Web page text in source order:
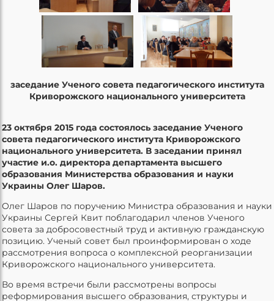
заседание Ученого совета педагогического института
Криворожского национального университета
23 октября 2015 года состоялось заседание Ученого
совета педагогического института Криворожского
национального университета. В заседании принял
участие и.о. директора департамента высшего
образования Министерства образования и науки
Украины Олег Шаров.
Олег Шаров по поручению Министра образования и науки
Украины Сергей Квит поблагодарил членов Ученого
совета за добросовестный труд и активную гражданскую
позицию. Ученый совет был проинформирован о ходе
рассмотрения вопроса о комплексной реорганизации
Криворожского национального университета.
Во время встречи были рассмотрены вопросы
реформирования высшего образования, структуры и